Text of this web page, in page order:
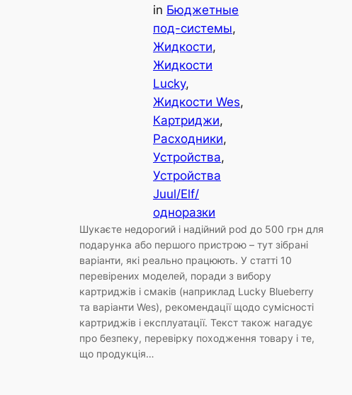
in Бюджетные
под-системы
Жидкости
Жидкости
Lucky
Жидкости Wes
Картриджи
Расходники
Устройства
Устройства
Juul/Elf/
одноразки
Шукаєте недорогий і надійний pod до 500 грн для
подарунка або першого пристрою – тут зібрані
варіанти, які реально працюють. У статті 10
перевірених моделей, поради з вибору
картриджів і смаків (наприклад Lucky Blueberry
та варіанти Wes), рекомендації щодо сумісності
картриджів і експлуатації. Текст також нагадує
про безпеку, перевірку походження товару і те,
що продукція…